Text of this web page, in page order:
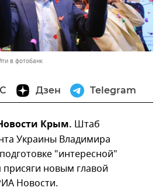
в фотобанк
Дзен Telegram
Крым. Штаб
Украины Владимира
"интересной"
новым главой
Новости.